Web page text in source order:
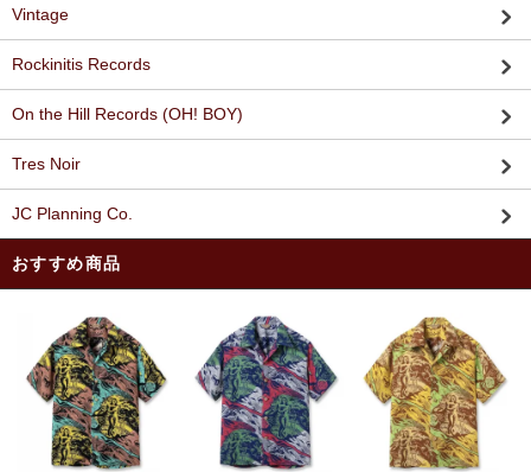
Vintage
Rockinitis Records
On the Hill Records (OH! BOY)
Tres Noir
JC Planning Co.
おすすめ商品